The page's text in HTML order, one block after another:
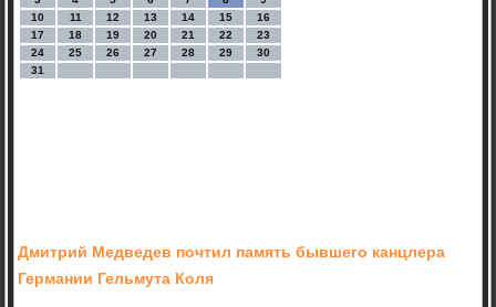
10
11 12 13 14 15
16
17
18 19 20 21 22
23
24
25 26 27 28 29
30
31
Дмитрий Медведев почтил память бывшего канцлера
Германии Гельмута Коля